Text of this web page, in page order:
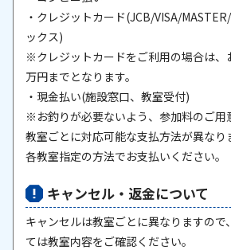
・クレジットカード(JCB/VISA/
ックス)
※クレジットカードをご利用の場合は、
万円までとなります。
・現金払い(施設窓口、教室受付)
※お釣りが必要ないよう、参加料のご用
教室ごとに対応可能な支払方法が異なり
各教室指定の方法でお支払いください。
キャンセル・返金について
キャンセルは教室ごとに異なりますので
ては教室内容をご確認ください。